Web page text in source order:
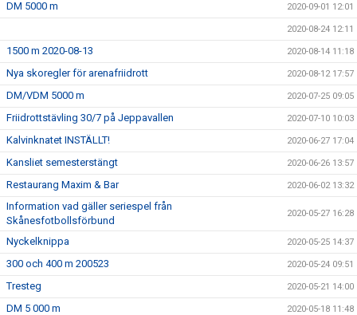
DM 5000 m 2020-09-01 12:01
2020-08-24 12:11
1500 m 2020-08-13 2020-08-14 11:18
Nya skoregler för arenafriidrott 2020-08-12 17:57
DM/VDM 5000 m 2020-07-25 09:05
Friidrottstävling 30/7 på Jeppavallen 2020-07-10 10:03
Kalvinknatet INSTÄLLT! 2020-06-27 17:04
Kansliet semesterstängt 2020-06-26 13:57
Restaurang Maxim & Bar 2020-06-02 13:32
Information vad gäller seriespel från
Skånesfotbollsförbund
2020-05-27 16:28
Nyckelknippa 2020-05-25 14:37
300 och 400 m 200523 2020-05-24 09:51
Tresteg 2020-05-21 14:00
DM 5 000 m 2020-05-18 11:48